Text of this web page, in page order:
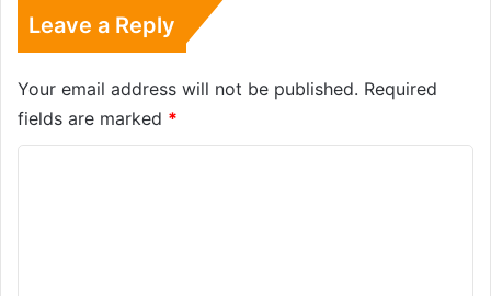
Leave a Reply
Your email address will not be published. Required
fields are marked *